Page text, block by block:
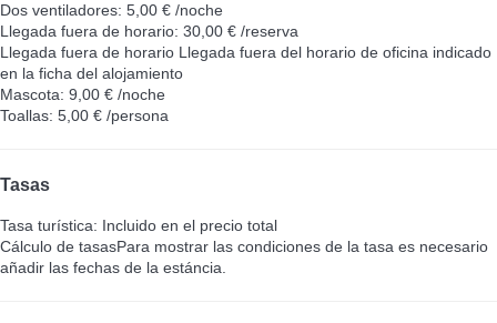
Dos ventiladores: 5,00 € /noche
Llegada fuera de horario: 30,00 € /reserva
Llegada fuera de horario Llegada fuera del horario de oficina indicado
en la ficha del alojamiento
Mascota: 9,00 € /noche
Toallas: 5,00 € /persona
Tasas
Tasa turística: Incluido en el precio total
Cálculo de tasasPara mostrar las condiciones de la tasa es necesario
añadir las fechas de la estáncia.